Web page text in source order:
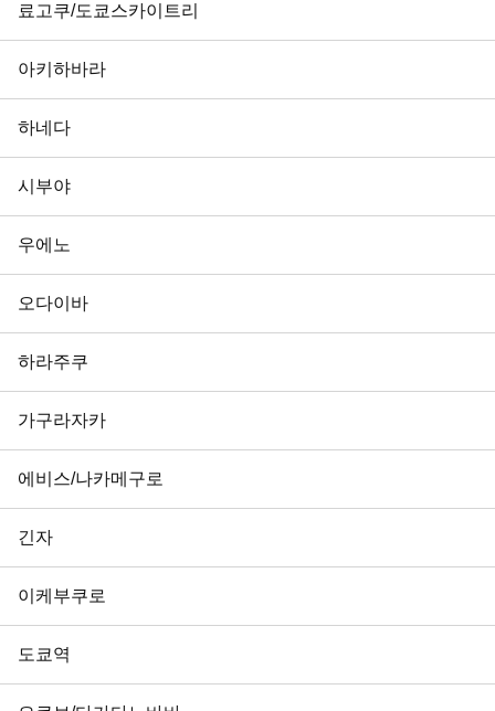
료고쿠/도쿄스카이트리
아키하바라
하네다
시부야
우에노
오다이바
하라주쿠
가구라자카
에비스/나카메구로
긴자
이케부쿠로
도쿄역